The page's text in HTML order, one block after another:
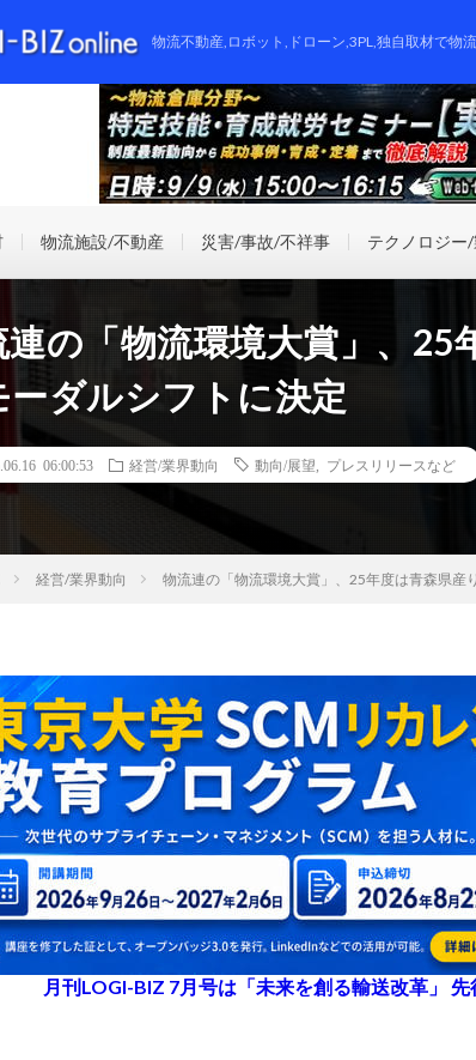
物流不動産,ロボット,ドローン,3PL,独自取材で物
物流施設/不動産 災害/事故/不祥事 テクノロジー
連の「物流環境大賞」、25
ーダルシフトに決定
06:00:53 経営/業界動向 動向/展望 プレスリリースなど
経営/業界動向 物流連の「物流環境大賞」、25年度は青森県産
月刊LOGI-BIZ 7月号は「未来を創る輸送改革」